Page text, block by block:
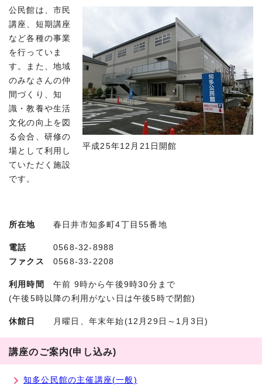
平成25年12月21日開館
公民館は、市民
講座、短期講座
など各種の事業
を行っていま
す。また、地域
のみなさんの仲
間づくり、知
識・教養や生活
文化の向上を図
る会合、研修の
場として利用し
ていただく施設
です。
所在地 春日井市知多町4丁目55番地
電話 0568-32-8988
ファクス
0568-33-2208
利用時間
午前 9時から午後9時30分まで
(午後5時以降の利用がない日は午後5時で閉館)
休館日 月曜日、年末年始(12月29日～1月3日)
講座のご案内(申し込み)
知多公民館の主催講座(一般)